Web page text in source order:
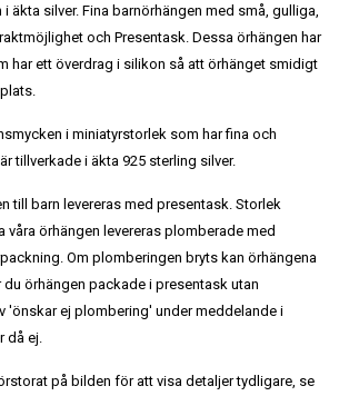
äkta silver. Fina barnörhängen med små, gulliga,
och Presentask. Dessa örhängen har
har ett överdrag i silikon så att örhänget smidigt
i miniatyrstorlek som har fina och
tillverkade i äkta 925 sterling silver.
till barn levereras med presentask. Storlek
våra örhängen levereras plomberade med
Om plomberingen bryts kan örhängena
du örhängen packade i presentask utan
'önskar ej plombering' under meddelande i
då ej.
på bilden för att visa detaljer tydligare, se